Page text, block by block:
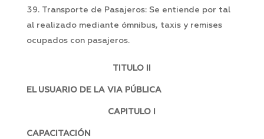
Transporte de Pasajeros: Se entiende por tal
al realizado mediante ómnibus, taxis y remises
ocupados con pasajeros.
TITULO II
EL USUARIO DE LA VIA PÚBLICA
CAPITULO I
CAPACITACIÓN